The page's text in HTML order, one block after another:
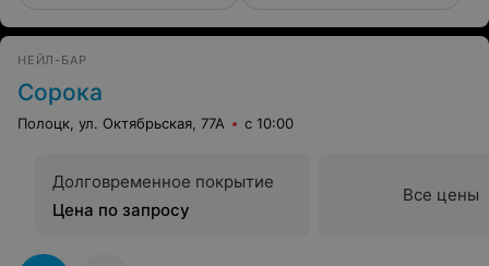
НЕЙЛ-БАР
Сорока
Полоцк, ул. Октябрьская, 77А с 10:00
Долговременное покрытие
Цена по запросу
Все цены